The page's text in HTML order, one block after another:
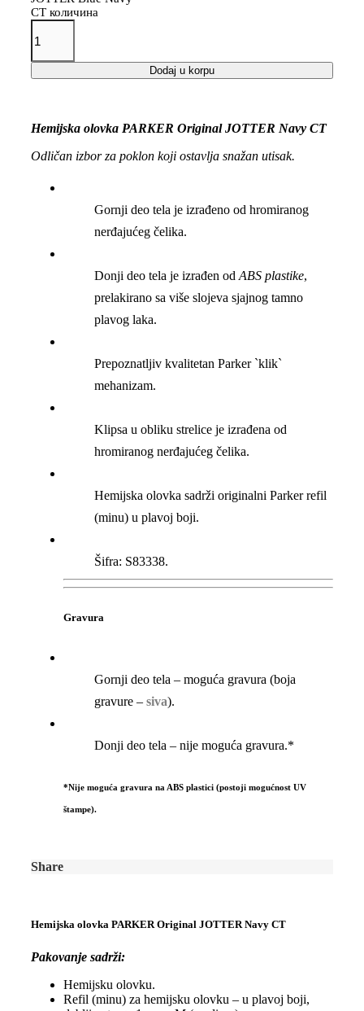
CT количина
Dodaj u korpu
Hemijska olovka PARKER Original JOTTER Navy CT
Odličan izbor za poklon koji ostavlja snažan utisak.
Gornji deo tela je izrađeno od hromiranog
nerđajućeg čelika.
Donji deo tela je izrađen odABS plastike,
prelakirano sa više slojeva sjajnog tamno
plavog laka.
Prepoznatljiv kvalitetan Parker `klik`
mehanizam.
Klipsa u obliku strelice je izrađena od
hromiranog nerđajućeg čelika.
Hemijska olovka sadrži originalni Parker refil
(minu) u plavoj boji.
Šifra: S83338.
Gravura
Gornji deo tela – moguća gravura (boja
gravure –siva).
Donji deo tela – nije moguća gravura.*
*Nije moguća gravura na ABS plastici (postoji mogućnost UV
štampe).
Share
Hemijska olovka PARKER Original JOTTER Navy CT
Pakovanje sadrži:
Hemijsku olovku.
Refil (minu) za hemijsku olovku – u plavoj boji,